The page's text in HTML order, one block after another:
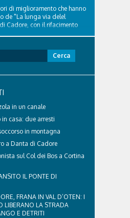
di miglioramento che hanno
de "La lunga via delel
Cadore, con il rifacimento
corrispondenza...
in un canale
casa: due arresti
in montagna
a Danta di Cadore
sul Col dei Bos a Cortina
IL PONTE DI
FRANA IN VAL D’OTEN: I
LIBERANO LA STRADA
E DETRITI